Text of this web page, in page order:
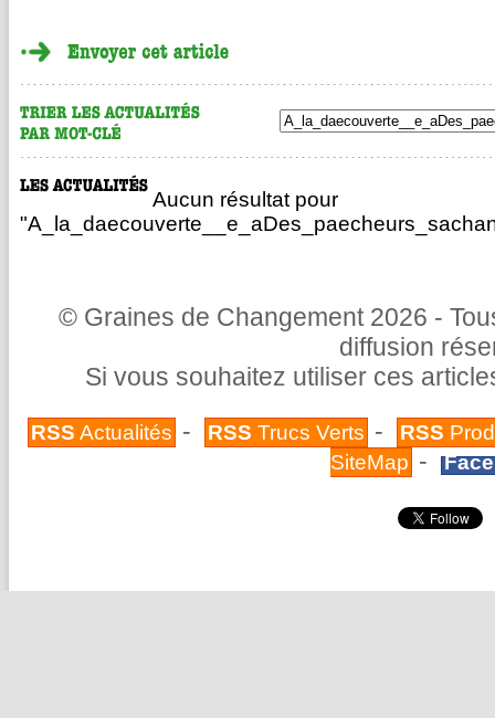
Aucun résultat pour
© Graines de Changement 2026 -
diffusion
Si vous souhaitez utiliser ces
RSS Actualités - RSS Trucs Verts - RSS
SiteMap -